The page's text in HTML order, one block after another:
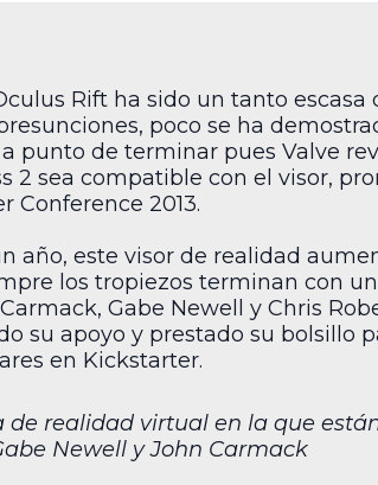
Rift ha sido un tanto escasa
poco se ha
punto de terminar pues Valve
2 sea compatible con el visor,
Conference 2013.
año, este visor de realidad
los tropiezos terminan con
Gabe Newell y Chris
su apoyo y prestado su bolsillo
en Kickstarter.
realidad virtual en la que
Newell y John Carmack